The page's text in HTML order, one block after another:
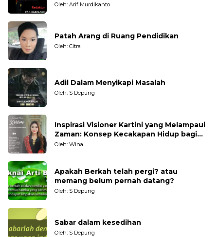
Oleh: Arif Murdikanto
Patah Arang di Ruang Pendidikan
Oleh: Citra
Adil Dalam Menyikapi Masalah
Oleh: S Depung
Inspirasi Visioner Kartini yang Melampaui
Zaman: Konsep Kecakapan Hidup bagi
Generasi Muda
Oleh: Wina
Apakah Berkah telah pergi? atau
memang belum pernah datang?
Oleh: S Depung
Sabar dalam kesedihan
Oleh: S Depung